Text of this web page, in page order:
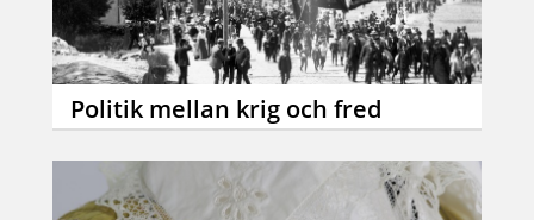
Politik mellan krig och fred